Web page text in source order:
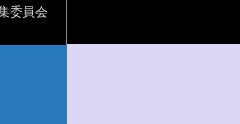
委員会